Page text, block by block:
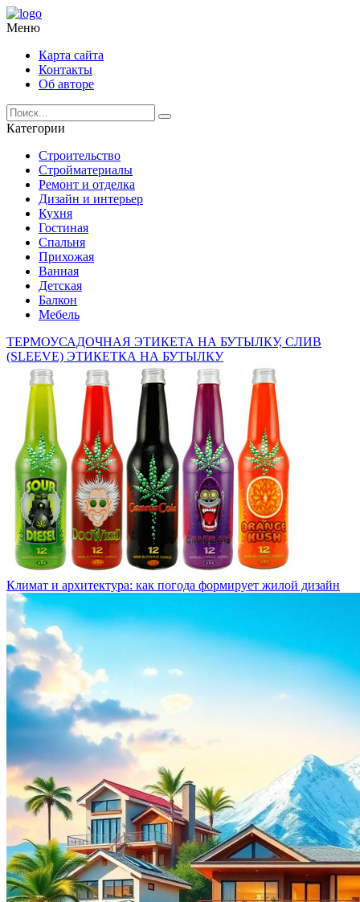
Меню
Карта сайта
Контакты
Об авторе
Категории
Строительство
Стройматериалы
Ремонт и отделка
Дизайн и интерьер
Кухня
Гостиная
Спальня
Прихожая
Ванная
Детская
Балкон
Мебель
ТЕРМОУСАДОЧНАЯ ЭТИКЕТА НА БУТЫЛКУ, СЛИВ
(SLEEVE) ЭТИКЕТКА НА БУТЫЛКУ
Климат и архитектура: как погода формирует жилой дизайн